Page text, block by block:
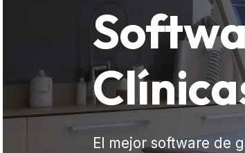
El mejor software de